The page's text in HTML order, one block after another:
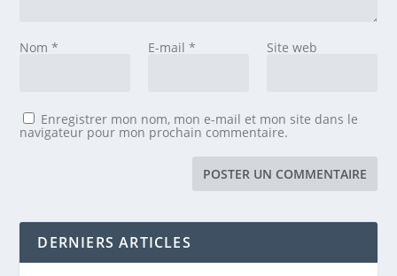
Nom* E-mail * Site web
Enregistrer mon nom, mon e-mail et mon site dans le
navigateur pour mon prochain commentaire.
DERNIERS ARTICLES